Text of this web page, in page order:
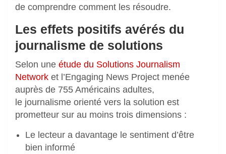
de comprendre comment les résoudre.
Les effets positifs avérés du
journalisme de solutions
Selon une étude du Solutions Journalism
Network et l’Engaging News Project menée
auprès de 755 Américains adultes,
le journalisme orienté vers la solution est
prometteur sur au moins trois dimensions :
Le lecteur a davantage le sentiment d’être
bien informé